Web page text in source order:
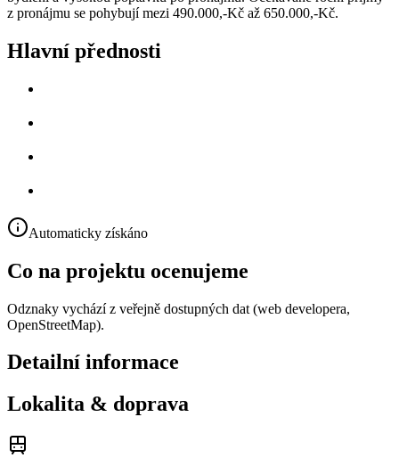
z pronájmu se pohybují mezi 490.000,-Kč až 650.000,-Kč.
Hlavní přednosti
Automaticky získáno
Co na projektu ocenujeme
Odznaky vychází z veřejně dostupných dat (web developera,
OpenStreetMap).
Detailní informace
Lokalita & doprava